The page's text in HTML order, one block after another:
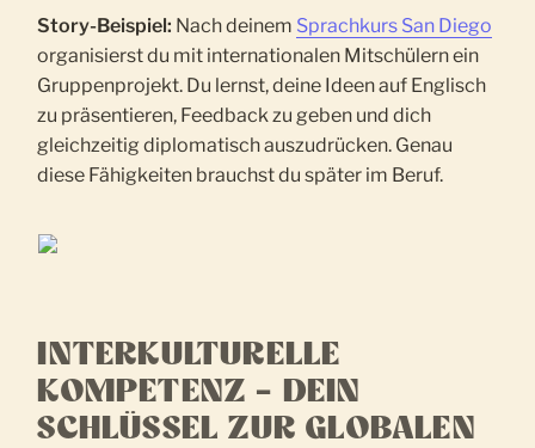
Story-Beispiel: Nach deinem Sprachkurs San Diego
organisierst du mit internationalen Mitschülern ein
Gruppenprojekt. Du lernst, deine Ideen auf Englisch
zu präsentieren, Feedback zu geben und dich
gleichzeitig diplomatisch auszudrücken. Genau
diese Fähigkeiten brauchst du später im Beruf.
INTERKULTURELLE
KOMPETENZ – DEIN
SCHLÜSSEL ZUR GLOBALEN